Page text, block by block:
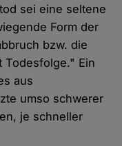
sei eine seltene
Form der
bzw. die
Todesfolge." Ein
aus
umso schwerer
je schneller